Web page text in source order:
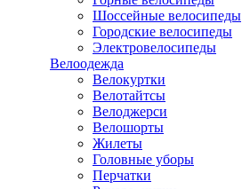
Шоссейные велосипеды
Городские велосипеды
Электровелосипеды
Велоодежда
Велокуртки
Велотайтсы
Велоджерси
Велошорты
Жилеты
Головные уборы
Перчатки